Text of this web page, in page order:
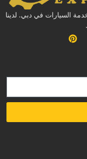
السيارات في دبي. لدينا